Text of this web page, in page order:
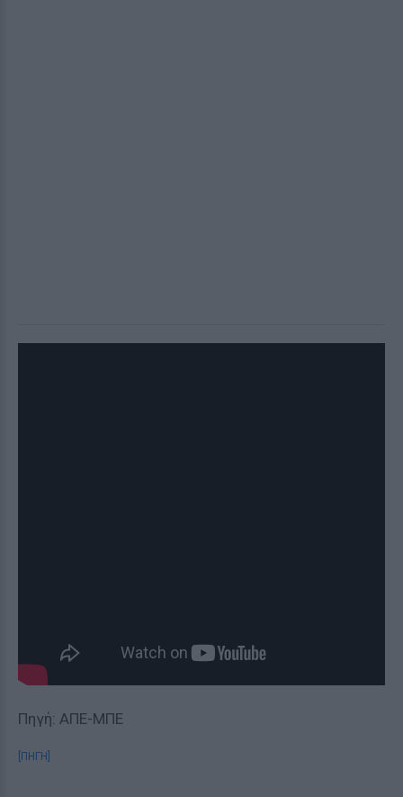
Πηγή: ΑΠΕ-ΜΠΕ
[ΠΗΓΗ]